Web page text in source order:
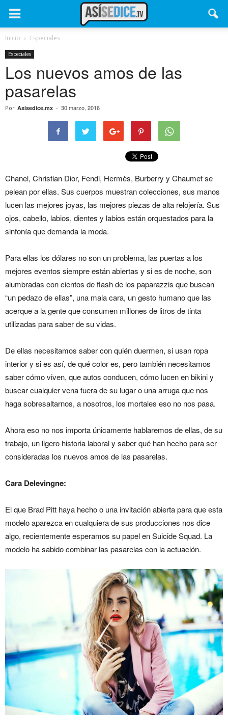
Inicio Especiales
Especiales
Los nuevos amos de las
pasarelas
Por Asisedice.mx - 30 marzo, 2016
Chanel, Christian Dior, Fendi, Hermès, Burberry y Chaumet se
pelean por ellas. Sus cuerpos muestran colecciones, sus manos
lucen las mejores joyas, las mejores piezas de alta relojería. Sus
ojos, cabello, labios, dientes y labios están orquestados para la
sinfonía que demanda la moda.
Para ellas los dólares no son un problema, las puertas a los
mejores eventos siempre están abiertas y si es de noche, son
alumbradas con cientos de flash de los paparazzis que buscan
“un pedazo de ellas”, una mala cara, un gesto humano que las
acerque a la gente que consumen millones de litros de tinta
utilizadas para saber de su vidas.
De ellas necesitamos saber con quién duermen, si usan ropa
interior y si es así, de qué color es, pero también necesitamos
saber cómo viven, que autos conducen, cómo lucen en bikini y
buscar cualquier vena fuera de su lugar o una arruga que nos
haga sobresaltarnos, a nosotros, los mortales eso no nos pasa.
Ahora eso no nos importa únicamente hablaremos de ellas, de su
trabajo, un ligero historia laboral y saber qué han hecho para ser
consideradas los nuevos amos de las pasarelas.
Cara Delevingne:
El que Brad Pitt haya hecho o una invitación abierta para que esta
modelo aparezca en cualquiera de sus producciones nos dice
algo, recientemente esperamos su papel en Suicide Squad. La
modelo ha sabido combinar las pasarelas con la actuación.